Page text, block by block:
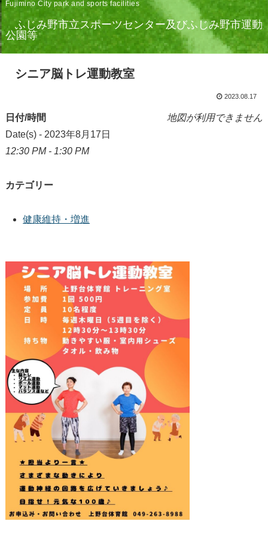
Fujimino City park and sports facilities
ふじみ野市立スポーツセンター及びふじみ野市運動
公園等
シニア脳トレ運動教室
2023.08.17
地図が利用できません
日付/時間
Date(s) - 2023年8月17日
12:30 PM - 1:30 PM
カテゴリー
健康維持・増進